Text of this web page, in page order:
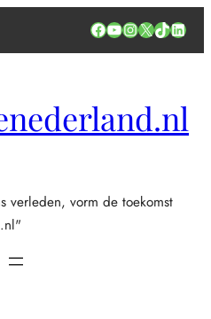
Facebook
YouTube
Instagram
X TikTok
verleden, vorm de toekomst